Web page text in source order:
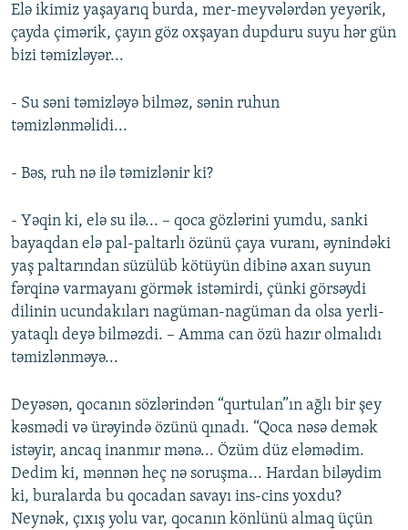
Elə ikimiz yaşayarıq burda, mer-meyvələrdən yeyərik,
çayda çimərik, çayın göz oxşayan dupduru suyu hər gün
bizi təmizləyər...
- Su səni təmizləyə bilməz, sənin ruhun
təmizlənməlidi...
- Bəs, ruh nə ilə təmizlənir ki?
- Yəqin ki, elə su ilə... – qoca gözlərini yumdu, sanki
bayaqdan elə pal-paltarlı özünü çaya vuranı, əynindəki
yaş paltarından süzülüb kötüyün dibinə axan suyun
fərqinə varmayanı görmək istəmirdi, çünki görsəydi
dilinin ucundakıları nagüman-nagüman da olsa yerli-
yataqlı deyə bilməzdi. – Amma can özü hazır olmalıdı
təmizlənməyə...
Deyəsən, qocanın sözlərindən “qurtulan”ın ağlı bir şey
kəsmədi və ürəyində özünü qınadı. “Qoca nəsə demək
istəyir, ancaq inanmır mənə... Özüm düz eləmədim.
Dedim ki, mənnən heç nə soruşma... Hardan biləydim
ki, buralarda bu qocadan savayı ins-cins yoxdu?
Neynək, çıxış yolu var, qocanın könlünü almaq üçün